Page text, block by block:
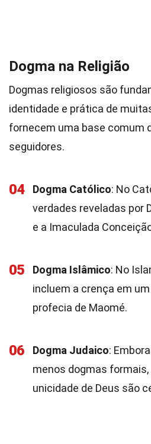
Dogma na Religião
Dogmas religiosos são
identidade e prática de
fornecem uma base comum
seguidores.
04 Dogma Católico: No
verdades reveladas por
e a Imaculada
05 Dogma Islâmico: No
incluem a crença em
profecia de Maomé.
06 Dogma Judaico:
menos dogmas
unicidade de Deus são